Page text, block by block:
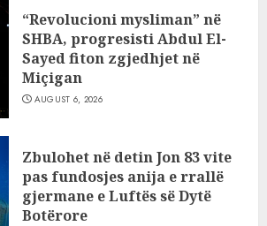
“Revolucioni mysliman” në
SHBA, progresisti Abdul El-
Sayed fiton zgjedhjet në
Miçigan
AUGUST 6, 2026
Zbulohet në detin Jon 83 vite
pas fundosjes anija e rrallë
gjermane e Luftës së Dytë
Botërore